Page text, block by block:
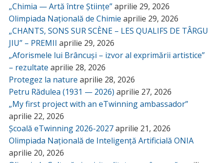
„Chimia — Artă între Științe”aprilie 29, 2026
Olimpiada Națională de Chimie aprilie 29, 2026
„CHANTS, SONS SUR SCÈNE – LES QUALIFS DE TÂRGU
JIU” – PREMII aprilie 29, 2026
„Aforismele lui Brâncuși – izvor al exprimării artistice”
– rezultate aprilie 28, 2026
Protegez la nature aprilie 28, 2026
Petru Rădulea (1931 — 2026) aprilie 27, 2026
„My first project with an eTwinning ambassador”
aprilie 22, 2026
Școală eTwinning 2026-2027aprilie 21, 2026
Olimpiada Națională de Inteligență Artificială ONIA
aprilie 20, 2026